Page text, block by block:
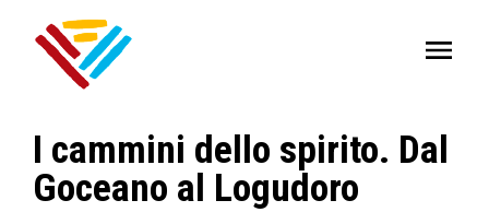
I cammini dello spirito. Dal
Goceano al Logudoro